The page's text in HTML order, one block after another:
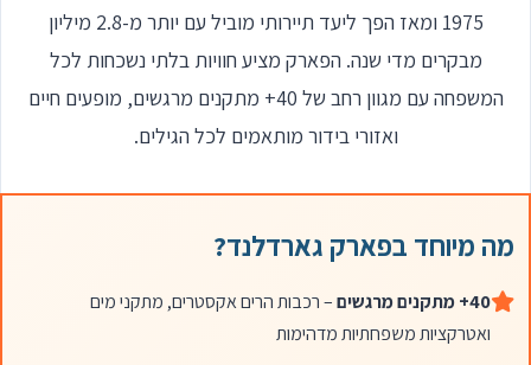
1975 ומאז הפך ליעד תיירותי מוביל עם יותר מ-2.8 מיליון
מבקרים מדי שנה. הפארק מציע חוויות בלתי נשכחות לכל
המשפחה עם מגוון רחב של 40+ מתקנים מרגשים, מופעים חיים
ואזורי בידור מותאמים לכל הגילים.
מה מיוחד בפארק גארדלנד?
40+ מתקנים מרגשים
– רכבות הרים אקסטרים, מתקני מים
ואטרקציות משפחתיות מדהימות